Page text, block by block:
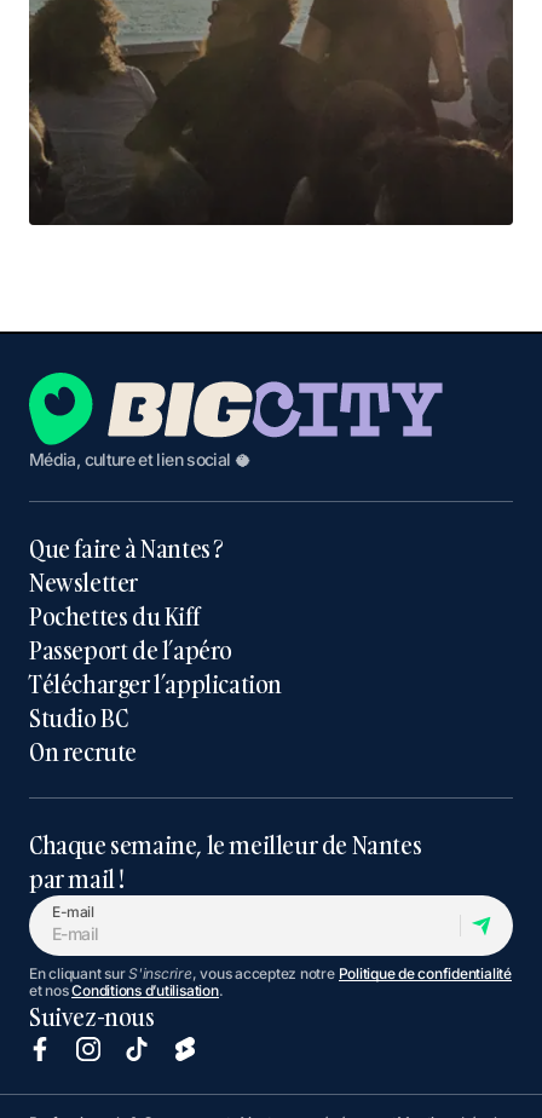
Média, culture et lien social 🥥
Que faire à Nantes ?
Newsletter
Pochettes du Kiff
Passeport de l’apéro
Télécharger l’application
Studio BC
On recrute
Chaque semaine, le meilleur de Nantes
par mail !
E-mail
En cliquant surS'inscrire, vous acceptez notre Politique de confidentialité
et nosConditions d’utilisation.
Suivez-nous